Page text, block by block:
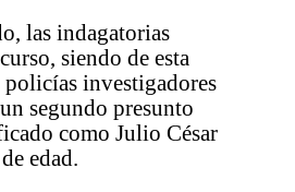
las indagatorias
siendo de esta
investigadores
segundo presunto
como Julio César
edad.